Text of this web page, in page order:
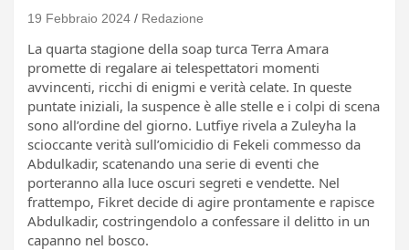
19 Febbraio 2024 Redazione
La quarta stagione della soap turca Terra Amara
promette di regalare ai telespettatori momenti
avvincenti, ricchi di enigmi e verità celate. In queste
puntate iniziali, la suspence è alle stelle e i colpi di scena
sono all’ordine del giorno. Lutfiye rivela a Zuleyha la
scioccante verità sull’omicidio di Fekeli commesso da
Abdulkadir, scatenando una serie di eventi che
porteranno alla luce oscuri segreti e vendette. Nel
frattempo, Fikret decide di agire prontamente e rapisce
Abdulkadir, costringendolo a confessare il delitto in un
capanno nel bosco.